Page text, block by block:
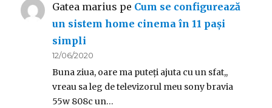
Gatea marius pe Cum se configurează
un sistem home cinema în 11 pași
simpli
12/06/2020
Buna ziua, oare ma puteți ajuta cu un sfat,,
vreau sa leg de televizorul meu sony bravia
55w 808c un…